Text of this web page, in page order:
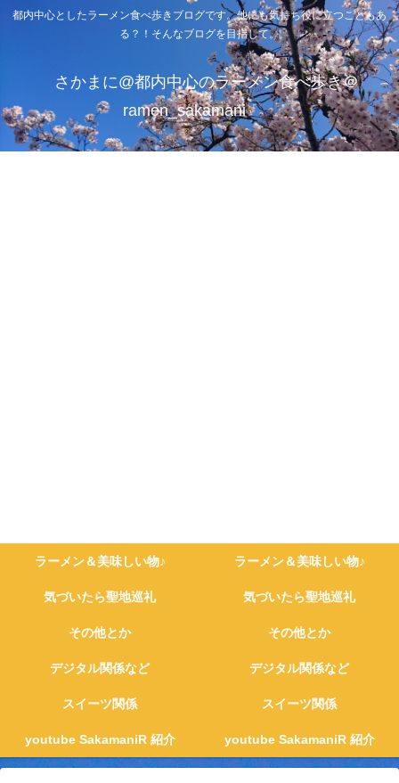
都内中心としたラーメン食べ歩きブログです。他にも気持ち役に立つこともあ
る？！そんなブログを目指して。
さかまに@都内中心のラーメン食べ歩き＠
ramen_sakamani
ラーメン＆美味しい物♪ ラーメン＆美味しい物♪
気づいたら聖地巡礼 気づいたら聖地巡礼
その他とか その他とか
デジタル関係など デジタル関係など
スイーツ関係 スイーツ関係
youtube SakamaniR 紹介 youtube SakamaniR 紹介